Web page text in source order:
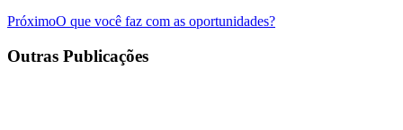
PróximoPróximo
O que você faz com as oportunidades?
Outras Publicações